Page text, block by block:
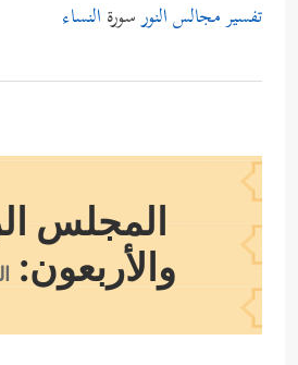
تفسير مجالس النورسورة النساء
المجلس
والأربعون: